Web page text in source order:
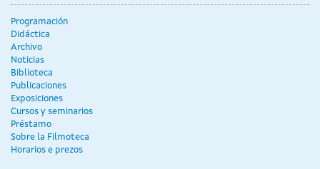
Programación
Didáctica
Archivo
Noticias
Biblioteca
Publicaciones
Exposiciones
Cursos y seminarios
Préstamo
Sobre la Filmoteca
Horarios e prezos